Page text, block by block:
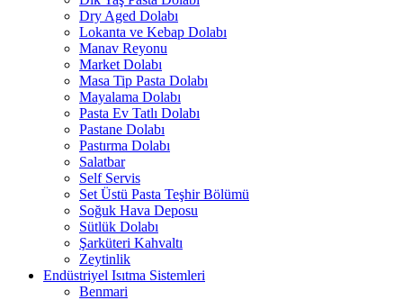
Dry Aged Dolabı
Lokanta ve Kebap Dolabı
Manav Reyonu
Market Dolabı
Masa Tip Pasta Dolabı
Mayalama Dolabı
Pasta Ev Tatlı Dolabı
Pastane Dolabı
Pastırma Dolabı
Salatbar
Self Servis
Set Üstü Pasta Teşhir Bölümü
Soğuk Hava Deposu
Sütlük Dolabı
Şarküteri Kahvaltı
Zeytinlik
Endüstriyel Isıtma Sistemleri
Benmari